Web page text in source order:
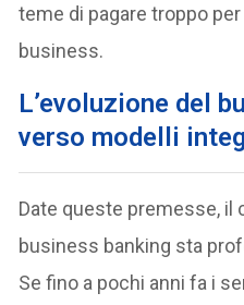
teme di pagare troppo
business.
L’evoluzione del
verso modelli
Date queste premesse,
business banking sta
Se fino a pochi anni fa i